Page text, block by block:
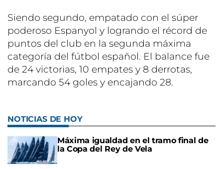
Siendo segundo, empatado con el súper
poderoso Espanyol y logrando el récord de
puntos del club en la segunda máxima
categoría del fútbol español. El balance fue
de 24 victorias, 10 empates y 8 derrotas,
marcando 54 goles y encajando 28.
NOTICIAS DE HOY
Máxima igualdad en el tramo final de
la Copa del Rey de Vela